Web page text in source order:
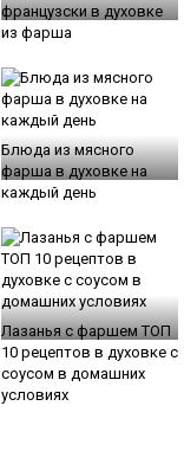
французски в духовке
из фарша
Блюда из мясного
фарша в духовке на
каждый день
Лазанья с фаршем ТОП
10 рецептов в духовке с
соусом в домашних
условиях